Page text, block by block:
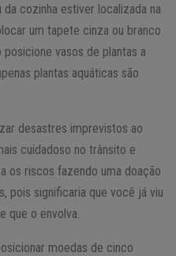
cozinha estiver localizada na
um tapete cinza ou branco
vasos de plantas a
plantas aquáticas são
desastres imprevistos ao
cuidadoso no trânsito e
os riscos fazendo uma doação
pois significaria que você já viu
que o envolva.
moedas de cinco